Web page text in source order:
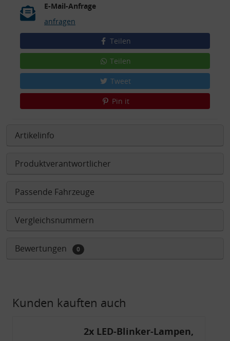
E-Mail-Anfrage
anfragen
Teilen
Teilen
Tweet
Pin it
Artikelinfo
Produktverantwortlicher
Passende Fahrzeuge
Vergleichsnummern
Bewertungen 0
Kunden kauften auch
2x LED-Blinker-Lampen,